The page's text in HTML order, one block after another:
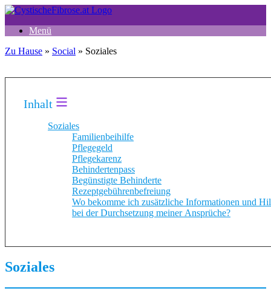
Zum
springenMenü
Zu Hause » Social » Soziales
Inhalt
Soziales
Familienbeihilfe
Pflegegeld
Pflegekarenz
Behindertenpass
Begünstigte Behinderte
Rezeptgebührenbefreiung
Wo bekomme ich zusätzliche Informationen und
bei der Durchsetzung meiner Ansprüche?
Soziales